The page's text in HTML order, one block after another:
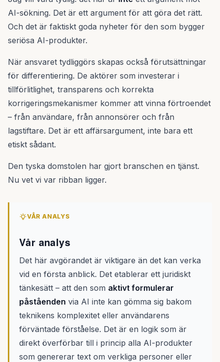
AI-sökning. Det är ett argument för att göra det rätt.
Och det är faktiskt goda nyheter för den som bygger
seriösa AI-produkter.
När ansvaret tydliggörs skapas också förutsättningar
för differentiering. De aktörer som investerar i
tillförlitlighet, transparens och korrekta
korrigeringsmekanismer kommer att vinna förtroendet
– från användare, från annonsörer och från
lagstiftare. Det är ett affärsargument, inte bara ett
etiskt sådant.
Den tyska domstolen har gjort branschen en tjänst.
Nu vet vi var ribban ligger.
VÅR ANALYS
Vår analys
Det här avgörandet är viktigare än det kan verka
vid en första anblick. Det etablerar ett juridiskt
tänkesätt – att den som aktivt formulerar
påståenden via AI inte kan gömma sig bakom
teknikens komplexitet eller användarens
förväntade förståelse. Det är en logik som är
direkt överförbar till i princip alla AI-produkter
som genererar text om verkliga personer eller